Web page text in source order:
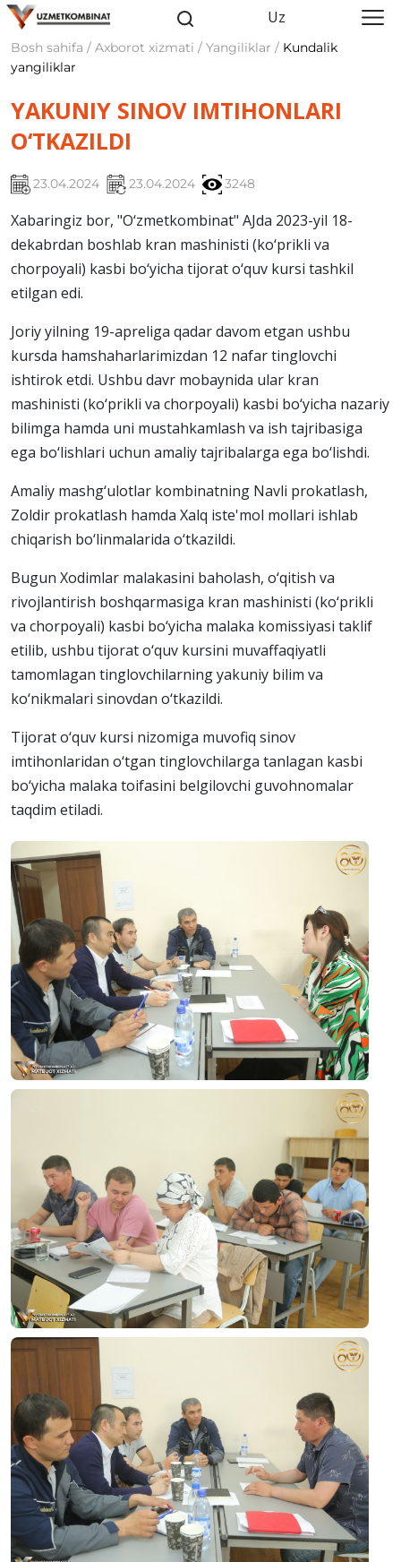
Uz
Bosh sahifa / Axborot xizmati / Yangiliklar / Kundalik
yangiliklar
YAKUNIY SINOV IMTIHONLARI
O‘TKAZILDI
23.04.2024 23.04.2024 3248
Xabaringiz bor, "O‘zmetkombinat" AJda 2023-yil 18-
dekabrdan boshlab kran mashinisti (ko‘prikli va
chorpoyali) kasbi bo‘yicha tijorat o‘quv kursi tashkil
etilgan edi.
Joriy yilning 19-apreliga qadar davom etgan ushbu
kursda hamshaharlarimizdan 12 nafar tinglovchi
ishtirok etdi. Ushbu davr mobaynida ular kran
mashinisti (ko‘prikli va chorpoyali) kasbi bo‘yicha nazariy
bilimga hamda uni mustahkamlash va ish tajribasiga
ega bo‘lishlari uchun amaliy tajribalarga ega bo‘lishdi.
Amaliy mashg‘ulotlar kombinatning Navli prokatlash,
Zoldir prokatlash hamda Xalq iste'mol mollari ishlab
chiqarish bo‘linmalarida o‘tkazildi.
Bugun Xodimlar malakasini baholash, o‘qitish va
rivojlantirish boshqarmasiga kran mashinisti (ko‘prikli
va chorpoyali) kasbi bo‘yicha malaka komissiyasi taklif
etilib, ushbu tijorat o‘quv kursini muvaffaqiyatli
tamomlagan tinglovchilarning yakuniy bilim va
ko‘nikmalari sinovdan o‘tkazildi.
Tijorat o‘quv kursi nizomiga muvofiq sinov
imtihonlaridan o‘tgan tinglovchilarga tanlagan kasbi
bo‘yicha malaka toifasini belgilovchi guvohnomalar
taqdim etiladi.